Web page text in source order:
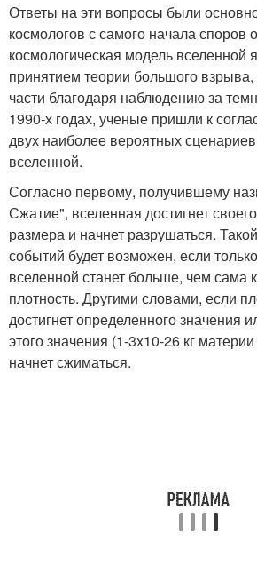
Ответы на эти вопросы были
космологов с самого начала споров
космологическая модель вселенной
принятием теории большого
части благодаря наблюдению за
1990-х годах, ученые пришли к
двух наиболее вероятных
вселенной.
Согласно первому, получившему
Сжатие", вселенная достигнет
размера и начнет разрушаться.
событий будет возможен, если
вселенной станет больше, чем сама
плотность. Другими словами, если
достигнет определенного значения
этого значения (1-3x10-26 кг
начнет сжиматься.